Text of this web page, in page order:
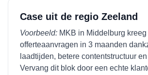
Case uit de regio Zeeland
Voorbeeld: MKB in Middelburg
offerteaanvragen in 3 maanden
laadtijden, betere contentstructuur en
Vervang dit blok door een echte